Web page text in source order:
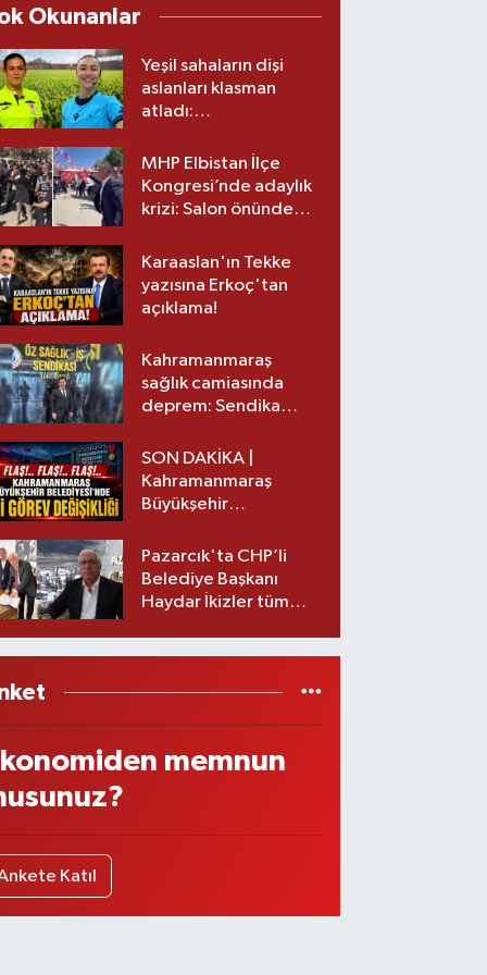
Okunanlar
Yeşil sahaların dişi
aslanları klasman
atladı:
üst lige iki transfer!
MHP Elbistan İlçe
Kongresi’nde adaylık
krizi: Salon önünde
Karaaslan'ın Tekke
yazısına Erkoç'tan
açıklama!
Kahramanmaraş
sağlık camiasında
deprem: Sendika
SON DAKİKA |
Kahramanmaraş
Büyükşehir
görev değişikliği!
Pazarcık'ta CHP’li
Belediye Başkanı
Haydar İkizler tüm
memnun
Katıl